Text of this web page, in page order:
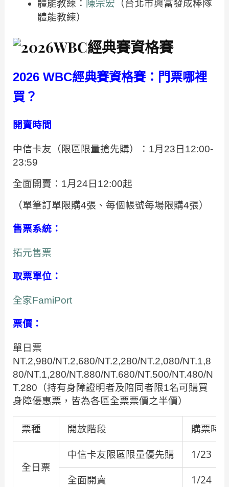
體能教練： 陳宗宏 （台北市興富發成棒隊
體能教練）
2026 WBC經典賽資格賽：門票哪裡
買？
開賣時間
中信卡友（限區限量搶先購）：1月23日12:00-
23:59
全面開賣：1月24日12:00起
（單筆訂單限購4張、每個帳號每場限購4張）
售票系統：
拓元售票
取票單位：
全家FamiPort
票價 ：
單日票
NT.2,980/NT.2,680/NT.2,280/NT.2,080/NT.1,8
80/NT.1,280/NT.880/NT.680/NT.500/NT.480/N
T.280（持有身障證明者及陪同者限1名可購買
身障優惠票，皆為各區全票票價之半價）
票種 開放階段 購票時
全日票
中信卡友限區限量優先購
1/23（
全面開賣
1/24（